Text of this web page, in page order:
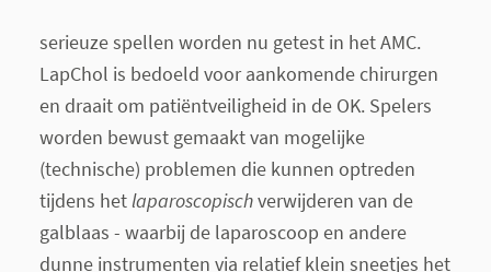
serieuze spellen worden nu getest in het AMC.
LapChol is bedoeld voor aankomende chirurgen
en draait om patiëntveiligheid in de OK. Spelers
worden bewust gemaakt van mogelijke
(technische) problemen die kunnen optreden
tijdens hetlaparoscopischverwijderen van de
galblaas - waarbij de laparoscoop en andere
dunne instrumenten via relatief klein sneetjes het